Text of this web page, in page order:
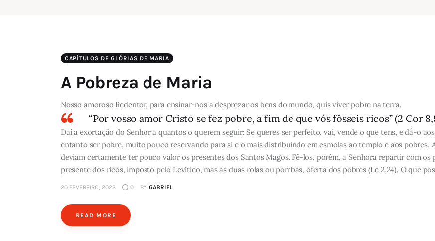
CAPÍTULOS DE GLÓRIAS DE MARIA
A Pobreza de Maria
Nosso amoroso Redentor, para ensinar-nos a desprezar os bens do mundo, quis viver pobre na terra.
“Por vosso amor Cristo se fez pobre, a fim de que vós fôsseis ricos” (2 Cor
Daí a exortação do Senhor a quantos o querem seguir: Se queres ser perfeito, vai, vende o que tens, e dá-o
entanto ser pobre, muito pouco reservando para si e o mais distribuindo em esmolas ao templo e aos
deviam certamente ter pouco valor os presentes dos Santos Magos. Fê-los, porém, a Senhora repartir com
presente dos ricos, imposto pelo Levítico, mas as duas rolas ou pombas, oferta dos pobres (Lc 2,24). O que
20 FEVEREIRO, 2023 0 BY GABRIEL
READ MORE